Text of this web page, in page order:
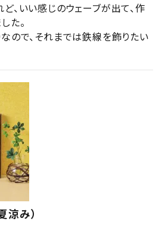
、いい感じのウェーブが出て、作
た。
ので、それまでは鉄線を飾りたい
涼み）